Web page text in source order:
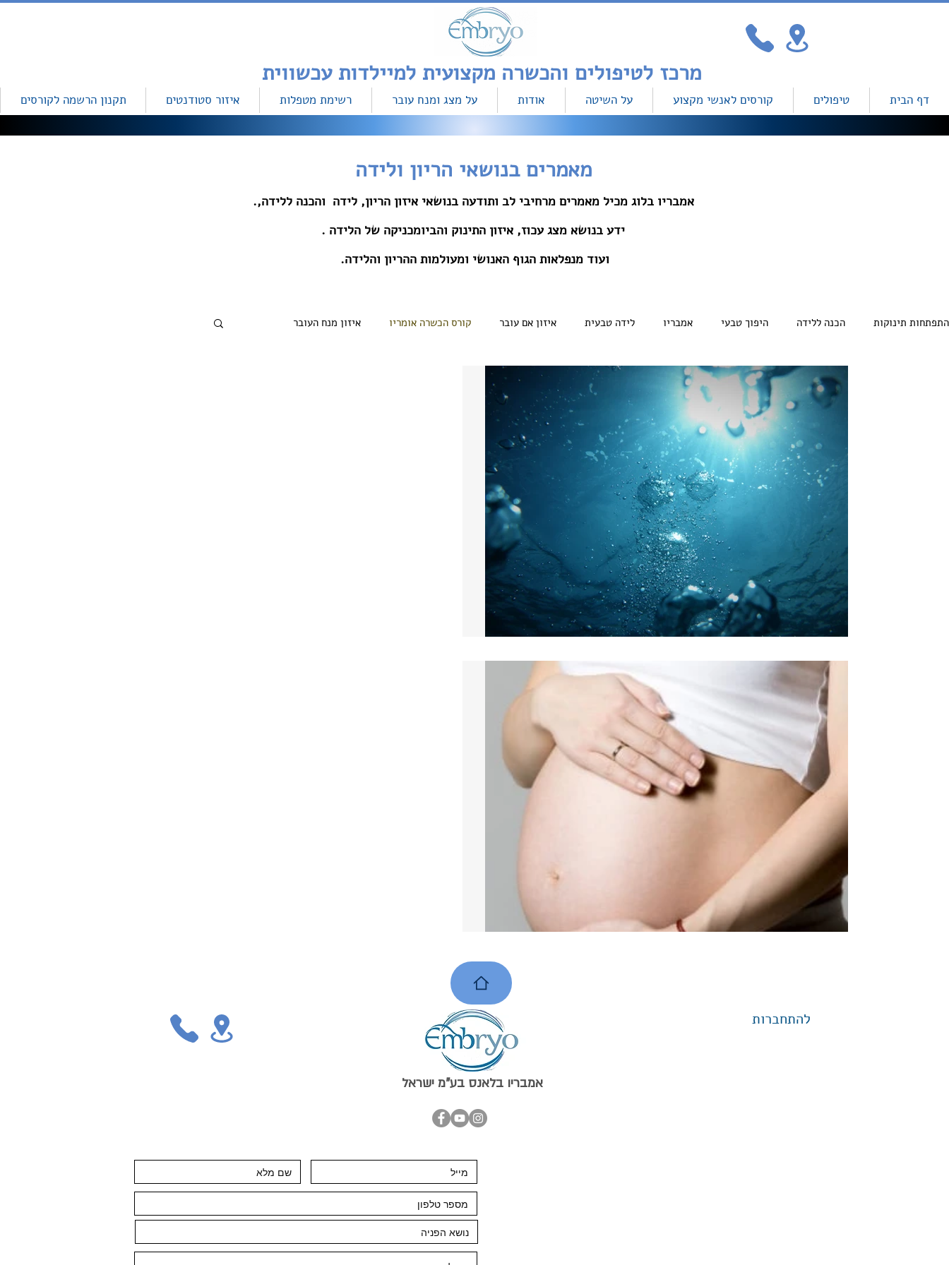
מרכז לטיפולים והכשרה מקצועית למיילדות עכשווית
דף הבית טיפולים קורסים לאנשי מקצוע על השיטה אודות על מצג ומנח עובר רשימת מטפלות איזור סטודנטים תקנון הרשמה לקורסים
מאמרים בנושאי הריון ולידה
אמבריו בלוג מכיל מאמרים מרחיבי לב ותודעה בנושאי איזון הריון, לידה והכנה ללידה,.
ידע בנושא מצג עכוז, איזון התינוק והביומכניקה של הלידה .
ועוד מנפלאות הגוף האנושי ומעולמות ההריון והלידה.
התפתחות תינוקות הכנה ללידה היפוך טבעי אמבריו לידה טבעית איזון אם עובר קורס הכשרה אומריו איזון מנח העובר
שאלות תשובות לטיפול אפשור להיפוך
טבעי E.B.
תשובות על טיפול היפ כיצד נדע שהעובר הכן במצג עכוז בתחילת
הטיפול? אם הגעתי לטיפול ובבדיקת אולטרסאונד העובר נצפה במצג
ראש? האם הטיפול כואב?
הכנה ללידה
6 בינו׳ 2022
זמן קריאה 2 דקות
מה שיבש את הלידה?
מהלך ההיריון היה תקין , מצג העובר היה ראש לאורך כל הדרך ובכל זאת
הכנה ללידה
רות פדידה
זמן קריאה 1 דקות
להתחברות
אמבריו בלאנס בע"מ ישראל